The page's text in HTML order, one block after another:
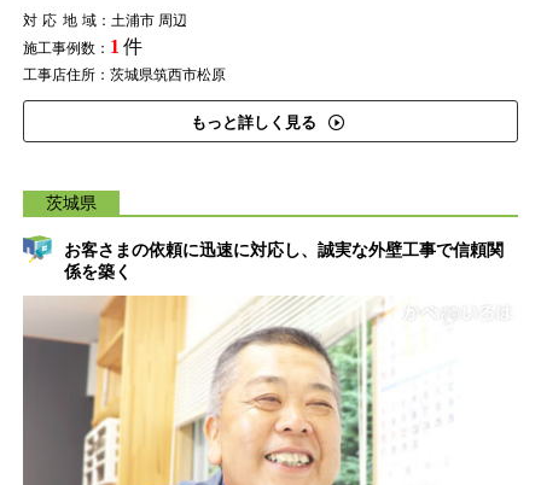
対応地域：土浦市 周辺
施工事例数： 1 件
工事店住所：茨城県筑西市松原
もっと詳しく見る
茨城県
お客さまの依頼に迅速に対応し、誠実な外壁工事で信頼関
係を築く